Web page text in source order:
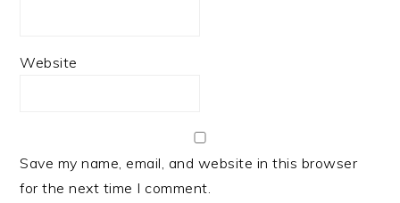
Website
Save my name, email, and website in this browser
for the next time I comment.